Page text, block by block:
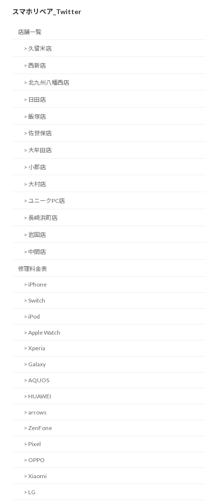
スマホリペア_Twitter
店舗一覧
> 久留米店
> 西新店
> 北九州八幡西店
> 日田店
> 飯塚店
> 佐世保店
> 大牟田店
> 小郡店
> 大村店
> ユニークPC店
> 長崎浜町店
> 岩国店
> 中間店
修理料金表
> iPhone
> Switch
> iPod
> Apple Watch
> Xperia
> Galaxy
> AQUOS
> HUAWEI
> arrows
> ZenFone
> Pixel
> OPPO
> Xiaomi
> LG